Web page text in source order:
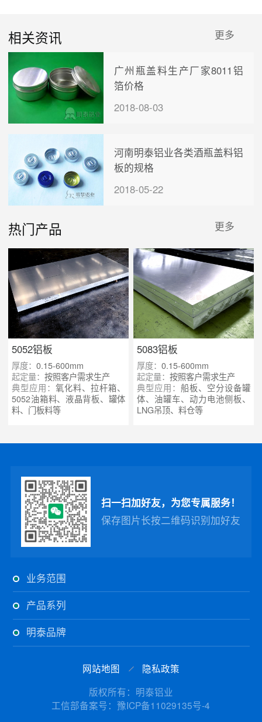
相关资讯 更多
广州瓶盖料生产厂家8011铝
箔价格
2018-08-03
河南明泰铝业各类酒瓶盖料铝
板的规格
2018-05-22
热门产品 更多
5052铝板
厚度：0.15-600mm
起定量：按照客户需求生产
典型应用：氧化料、拉杆箱、
5052油箱料、液晶背板、罐体
料、门板料等
5083铝板
厚度： 0.15-600mm
起定量： 按照客户需求生产
典型应用： 船板、空分设备罐
体、油罐车、动力电池侧板、
LNG吊顶、料仓等
扫一扫加好友，为您专属服务！
保存图片长按二维码识别加好友
业务范围
产品系列
明泰品牌
网站地图
隐私政策
版权所有：明泰铝业
工信部备案号：豫ICP备11029135号-4